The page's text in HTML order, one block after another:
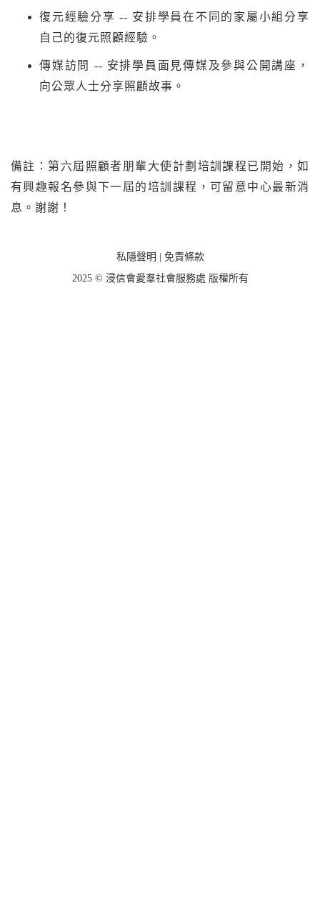
復元經驗分享 -- 安排學員在不同的家屬小組分享
自己的復元照顧經驗。
傳媒訪問 -- 安排學員面見傳媒及參與公開講座，
向公眾人士分享照顧故事。
備註：第六屆照顧者朋輩大使計劃培訓課程已開始，如
有興趣報名參與下一屆的培訓課程，可留意中心最新消
息。謝謝！
私隱聲明
免責條款
2025 © 浸信會愛羣社會服務處 版權所有